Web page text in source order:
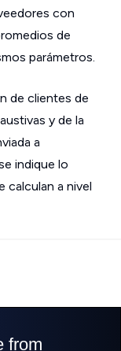
con
de
parámetros.
de clientes de
y de la
a
indique lo
calculan a nivel